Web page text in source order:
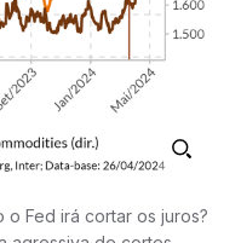
Fed irá cortar os juros?